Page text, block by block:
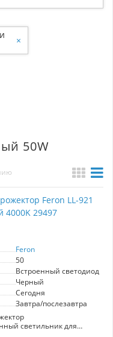
×
50W
Feron LL-921
4000K 29497
Feron
50
Встроенный светодиод
Черный
Сегодня
Завтра/послезавтра
светильник для